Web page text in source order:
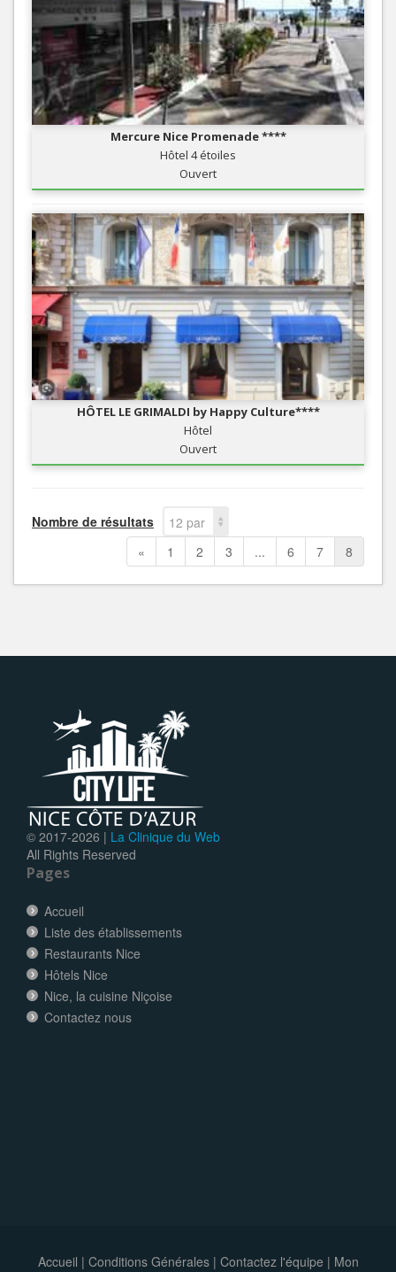
Mercure Nice Promenade ****
Hôtel 4 étoiles
Ouvert
HÔTEL LE GRIMALDI by Happy Culture****
Hôtel
Ouvert
Nombre de résultats
12 par
page
« 1 2 3 ... 6 7 8
© 2017-2026 | La Clinique du Web
All Rights Reserved
Pages
Accueil
Liste des établissements
Restaurants Nice
Hôtels Nice
Nice, la cuisine Niçoise
Contactez nous
Accueil | Conditions Générales| Contactez l'équipe | Mon